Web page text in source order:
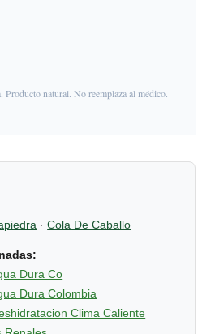
natural. No reemplaza al médico.
·Cola De Caballo
Dura Co
Dura Colombia
Clima Caliente